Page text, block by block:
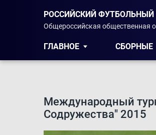
РОССИЙСКИЙ
Общероссийская общественная
ГЛАВНОЕ СБОРНЫЕ
Международный
Содружества" 2015